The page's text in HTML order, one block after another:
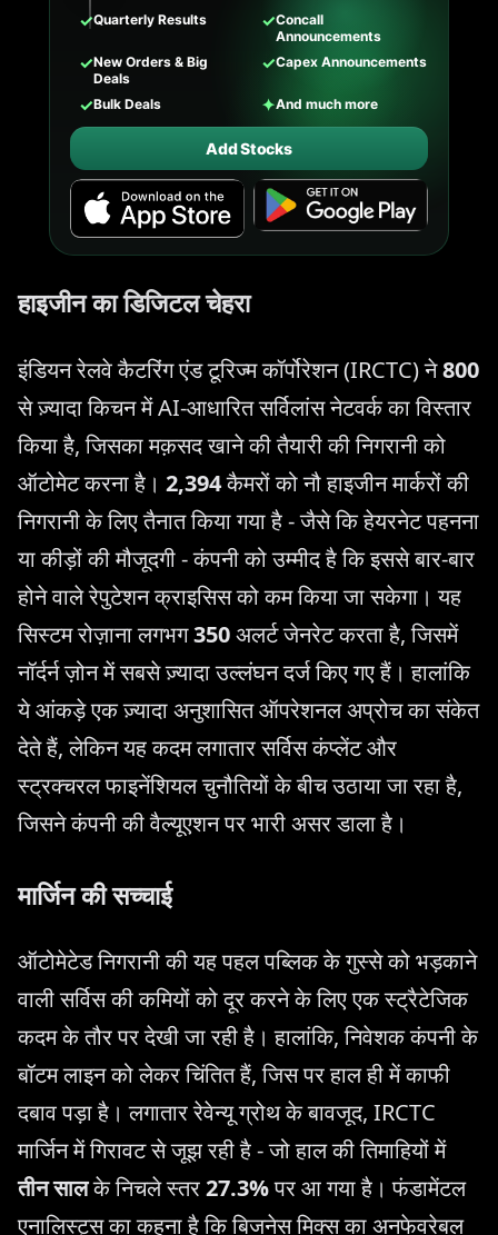
✓Quarterly Results ✓Concall
Announcements
✓New Orders & Big
Deals
✓Capex Announcements
✓Bulk Deals ✦And much more
Add Stocks
हाइजीन का डिजिटल चेहरा
इंडियन रेलवे कैटरिंग एंड टूरिज्म कॉर्पोरेशन (IRCTC) ने800
से ज़्यादा किचन में AI-आधारित सर्विलांस नेटवर्क का विस्तार
किया है, जिसका मक़सद खाने की तैयारी की निगरानी को
ऑटोमेट करना है। 2,394कैमरों को नौ हाइजीन मार्करों की
निगरानी के लिए तैनात किया गया है - जैसे कि हेयरनेट पहनना
या कीड़ों की मौजूदगी - कंपनी को उम्मीद है कि इससे बार-बार
होने वाले रेपुटेशन क्राइसिस को कम किया जा सकेगा। यह
सिस्टम रोज़ाना लगभग350अलर्ट जेनरेट करता है, जिसमें
नॉर्दर्न ज़ोन में सबसे ज़्यादा उल्लंघन दर्ज किए गए हैं। हालांकि
ये आंकड़े एक ज़्यादा अनुशासित ऑपरेशनल अप्रोच का संकेत
देते हैं, लेकिन यह कदम लगातार सर्विस कंप्लेंट और
स्ट्रक्चरल फाइनेंशियल चुनौतियों के बीच उठाया जा रहा है,
जिसने कंपनी की वैल्यूएशन पर भारी असर डाला है।
मार्जिन की सच्चाई
ऑटोमेटेड निगरानी की यह पहल पब्लिक के गुस्से को भड़काने
वाली सर्विस की कमियों को दूर करने के लिए एक स्ट्रैटेजिक
कदम के तौर पर देखी जा रही है। हालांकि, निवेशक कंपनी के
बॉटम लाइन को लेकर चिंतित हैं, जिस पर हाल ही में काफी
दबाव पड़ा है। लगातार रेवेन्यू ग्रोथ के बावजूद, IRCTC
मार्जिन में गिरावट से जूझ रही है - जो हाल की तिमाहियों में
तीन सालके निचले स्तर27.3%पर आ गया है। फंडामेंटल
एनालिस्ट्स का कहना है कि बिजनेस मिक्स का अनफेवरेबल